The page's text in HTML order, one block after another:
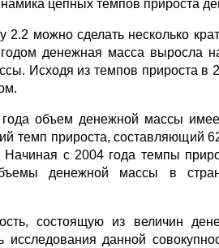
цепных темпов прироста
2.2 можно сделать несколько
денежная масса выросла
Исходя из темпов прироста в
объем денежной массы
темп прироста, составляющий
Начиная с 2004 года темпы
денежной массы в
состоящую из величин
данной